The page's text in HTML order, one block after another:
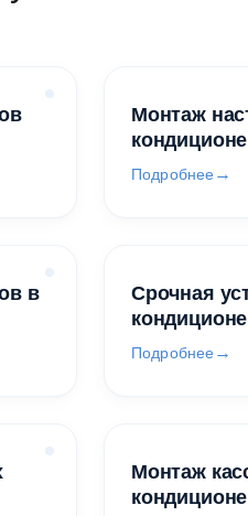
Монтаж
Подробнее
в
Срочная
Подробнее
Монтаж